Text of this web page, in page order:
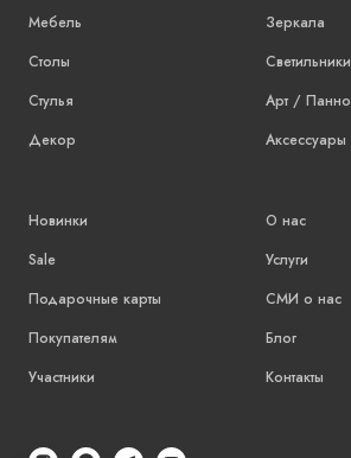
Мебель
Столы
Стулья
Декор
Зеркала
Светильники
Арт / Панно
Аксессуары
Новинки
Sale
Подарочные карты
Покупателям
Участники
О нас
Услуги
СМИ о нас
Блог
Контакты